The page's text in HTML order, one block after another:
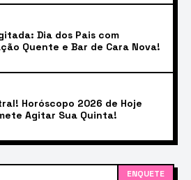
Dia dos Pais com
Quente e Bar de Cara Nova!
Horóscopo 2026 de Hoje
Agitar Sua Quinta!
ENQUETE